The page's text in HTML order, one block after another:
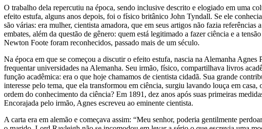
O trabalho dela repercutiu na época, sendo inclusive descrito e elogiado em uma
efeito estufa, alguns anos depois, foi o físico britânico John Tyndall. Se ele
são várias: era mulher, cientista amadora, que em seus artigos não fazia
embates, além da questão de gênero: quem está legitimado a fazer ciência e a
Newton Foote foram reconhecidos, passado mais de um século.
Na época em que se começou a discutir o efeito estufa, nascia na Alemanha
frequentar universidades na Alemanha. Seu irmão, físico, compartilhava livros
função acadêmica: era o que hoje chamamos de cientista cidadã. Sua grande
interesse pelo tema, que ela transformou em ciência, surgiu lavando louça em
ordem do conhecimento da ciência? Em 1891, dez anos após suas primeiras
Encorajada pelo irmão, Agnes escreveu ao eminente cientista.
A carta era em alemão e começava assim: “Meu senhor, poderia gentilmente